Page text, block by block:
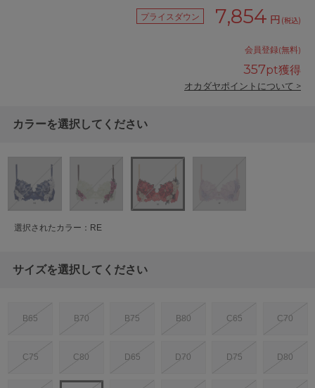
プライスダウン 7,854 円 (税込)
会員登録(無料)
357pt獲得
オカダヤポイントについて >
カラーを選択してください
選択されたカラー：RE
サイズを選択してください
B65 B70 B75 B80 C65 C70
C75 C80 D65 D70 D75 D80